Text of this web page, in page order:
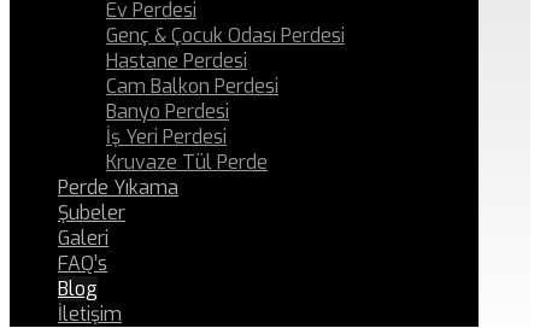
Ev Perdesi
Genç & Çocuk Odası Perdesi
Hastane Perdesi
Cam Balkon Perdesi
Banyo Perdesi
İş Yeri Perdesi
Kruvaze Tül Perde
Perde Yıkama
Şubeler
Galeri
FAQ’s
Blog
İletişim